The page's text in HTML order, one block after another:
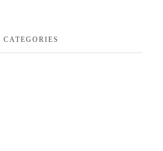
CATEGORIES